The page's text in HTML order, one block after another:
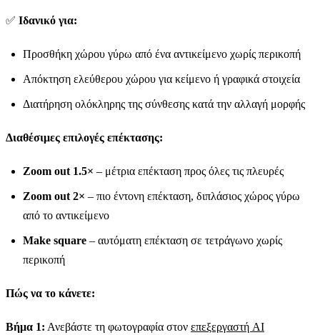
✅ Ιδανικό για:
Προσθήκη χώρου γύρω από ένα αντικείμενο χωρίς περικοπή
Απόκτηση ελεύθερου χώρου για κείμενο ή γραφικά στοιχεία
Διατήρηση ολόκληρης της σύνθεσης κατά την αλλαγή μορφής
Διαθέσιμες επιλογές επέκτασης:
Zoom out 1.5× – μέτρια επέκταση προς όλες τις πλευρές
Zoom out 2× – πιο έντονη επέκταση, διπλάσιος χώρος γύρω
από το αντικείμενο
Make square – αυτόματη επέκταση σε τετράγωνο χωρίς
περικοπή
Πώς να το κάνετε:
Βήμα 1: Ανεβάστε τη φωτογραφία στον επεξεργαστή AI